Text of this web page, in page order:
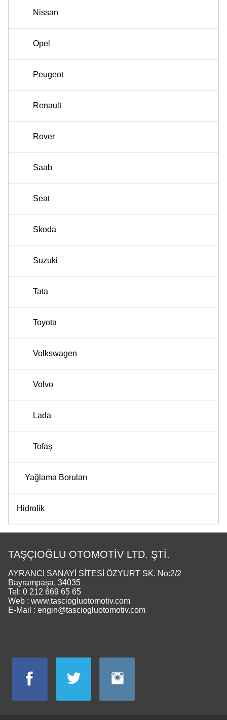
Nissan
Opel
Peugeot
Renault
Rover
Saab
Seat
Skoda
Suzuki
Tata
Toyota
Volkswagen
Volvo
Lada
Tofaş
Yağlama Boruları
Hidrolik
TAŞÇIOĞLU OTOMOTİV LTD. ŞTİ.
AYRANCI SANAYİ SİTESİ ÖZYURT SK. No:2/2
Bayrampaşa, 34035
Tel: 0 212 669 65 65
Web : www.tasciogluotomotiv.com
E-Mail : engin@tasciogluotomotiv.com